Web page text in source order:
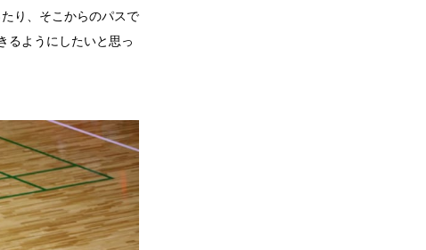
り、そこからのパスで
るようにしたいと思っ